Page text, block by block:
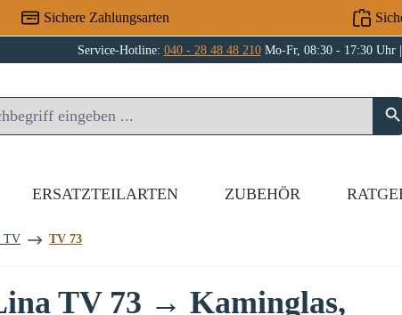
Sichere Zahlungsarten
Service-Hotline: 040 - 28 48 48 210Mo-Fr, 08:30 - 17:30 Uhr |
ERSATZTEILARTEN ZUBEHÖR
TV TV 73
TV 73 → Kaminglas,